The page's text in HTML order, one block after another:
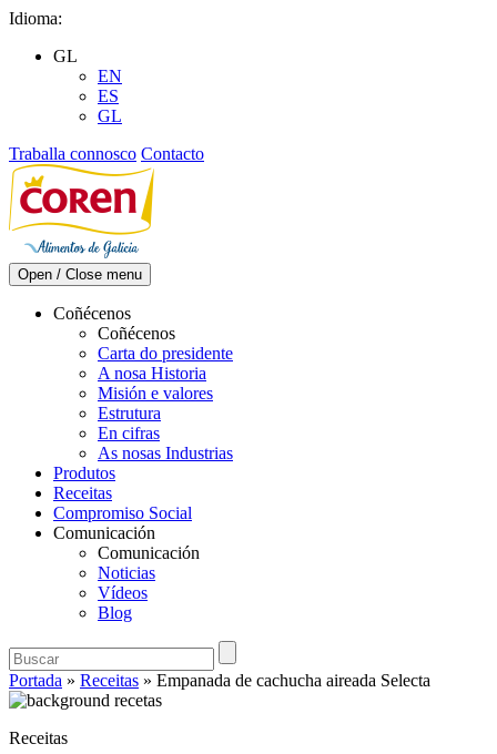
Skip
content
Idioma:
GL
EN
ES
GL
Traballa connosco Contacto
Open / Close menu
Coñécenos
Coñécenos
Carta do presidente
A nosa Historia
Misión e valores
Estrutura
En cifras
As nosas Industrias
Produtos
Receitas
Compromiso Social
Comunicación
Comunicación
Noticias
Vídeos
Blog
Portada » Receitas » Empanada de cachucha aireada Selecta
Receitas